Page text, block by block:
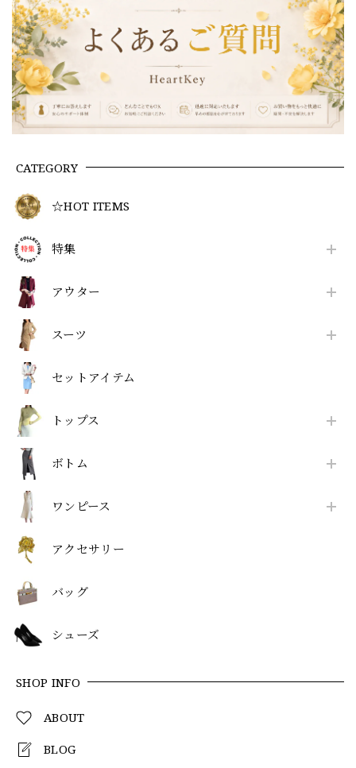
CATEGORY
☆HOT ITEMS
特集
アウター
スーツ
セットアイテム
トップス
ボトム
ワンピース
アクセサリー
バッグ
シューズ
SHOP INFO
ABOUT
BLOG